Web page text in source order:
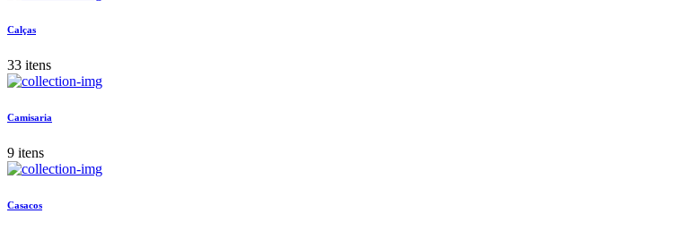
Calças
33 itens
Camisaria
9 itens
Casacos